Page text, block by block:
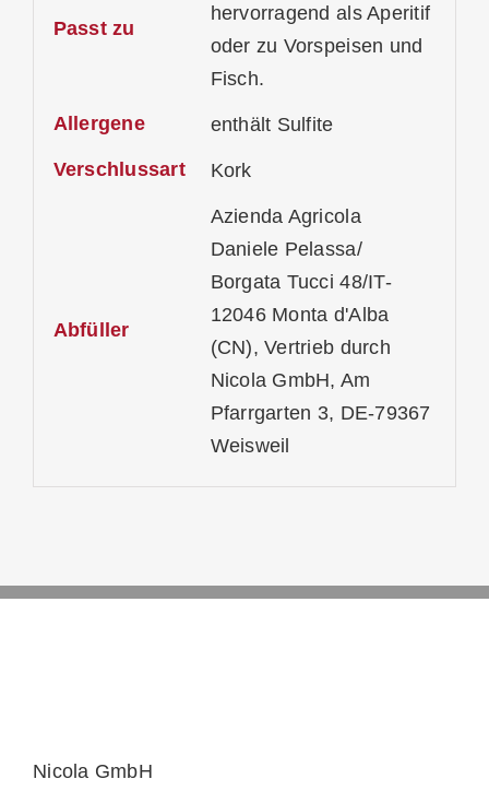
Passt zu
hervorragend als Aperitif
oder zu Vorspeisen und
Fisch.
Allergene enthält Sulfite
Verschlussart Kork
Abfüller
Azienda Agricola
Daniele Pelassa/
Borgata Tucci 48/IT-
12046 Monta d'Alba
(CN), Vertrieb durch
Nicola GmbH, Am
Pfarrgarten 3, DE-79367
Weisweil
Nicola GmbH